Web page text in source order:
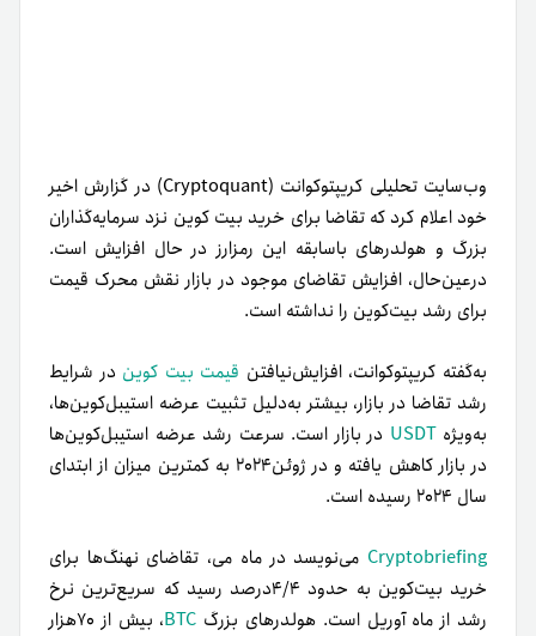
وب‌سایت تحلیلی کریپتوکوانت (Cryptoquant) در گزارش اخیر
خود اعلام کرد که تقاضا برای خرید بیت کوین نزد سرمایه‌گذاران
بزرگ و هولدرهای باسابقه این رمزارز در حال افزایش است.
درعین‌حال، افزایش تقاضای موجود در بازار نقش محرک قیمت
برای رشد بیت‌کوین را نداشته است.
به‌گفته کریپتوکوانت، افزایش‌نیافتن قیمت بیت کوین در شرایط
رشد تقاضا در بازار، بیشتر به‌دلیل تثبیت عرضه استیبل‌کوین‌ها،
به‌ویژهUSDT در بازار است. سرعت رشد عرضه استیبل‌کوین‌ها
در بازار کاهش یافته و در ژوئن۲۰۲۴ به کمترین میزان از ابتدای
سال ۲۰۲۴ رسیده است.
Cryptobriefing می‌نویسد در ماه می، تقاضای نهنگ‌ها برای
خرید بیت‌کوین به حدود ۴/۴درصد رسید که سریع‌ترین نرخ
رشد از ماه آوریل است. هولدرهای بزرگ BTC
، بیش از ۷۰هزار